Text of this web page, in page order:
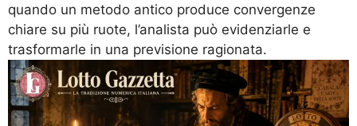
quando un metodo antico produce convergenze
chiare su più ruote, l’analista può evidenziarle e
trasformarle in una previsione ragionata.